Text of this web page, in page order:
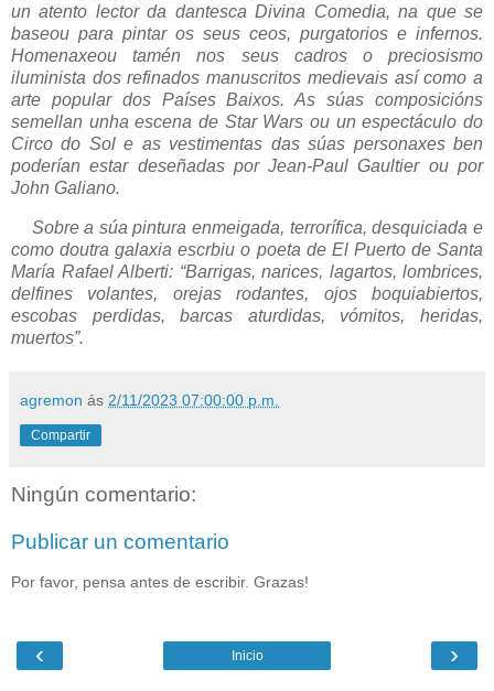
un atento lector da dantesca Divina Comedia, na que se
baseou para pintar os seus ceos, purgatorios e infernos.
Homenaxeou tamén nos seus cadros o preciosismo
iluminista dos refinados manuscritos medievais así como a
arte popular dos Países Baixos. As súas composicións
semellan unha escena de Star Wars ou un espectáculo do
Circo do Sol e as vestimentas das súas personaxes ben
poderían estar deseñadas por Jean-Paul Gaultier ou por
John Galiano.
Sobre a súa pintura enmeigada, terrorífica, desquiciada e
como doutra galaxia escrbiu o poeta de El Puerto de Santa
María Rafael Alberti: “Barrigas, narices, lagartos, lombrices,
delfines volantes, orejas rodantes, ojos boquiabiertos,
escobas perdidas, barcas aturdidas, vómitos, heridas,
muertos”.
agremon ás 2/11/2023 07:00:00 p.m.
Compartir
Ningún comentario:
Publicar un comentario
Por favor, pensa antes de escribir. Grazas!
‹ ›
Inicio